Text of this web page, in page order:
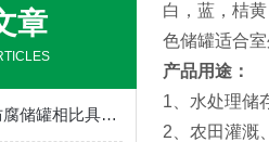
章
塑料储罐与传统防腐储罐相比具有哪些特点？
白，蓝，桔
色储罐适合
产品用途：
1、水处理储
2、农田灌溉